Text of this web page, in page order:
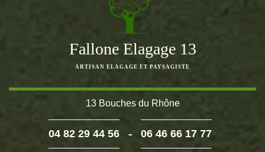
Fallone Elagage 13
ARTISAN ELAGAGE ET PAYSAGISTE
13 Bouches du Rhône
04 82 29 44 56 - 06 46 66 17 77>